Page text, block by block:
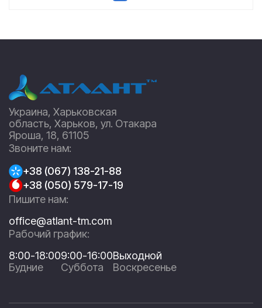
Украина, Харьковская
область, Харьков, ул. Отакара
Яроша, 18, 61105
Звоните нам:
+38 (067) 138-21-88
+38 (050) 579-17-19
Пишите нам:
office@atlant-tm.com
Рабочий график:
8:00-18:00
Будние
9:00-16:00
Суббота
Выходной
Воскресенье